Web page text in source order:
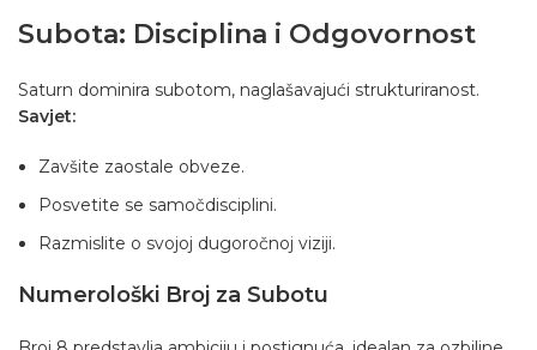
Subota: Disciplina i Odgovornost
Saturn dominira subotom, naglašavajući strukturiranost.
Savjet:
Zavšite zaostale obveze.
Posvetite se samočdisciplini.
Razmislite o svojoj dugoročnoj viziji.
Numerološki Broj za Subotu